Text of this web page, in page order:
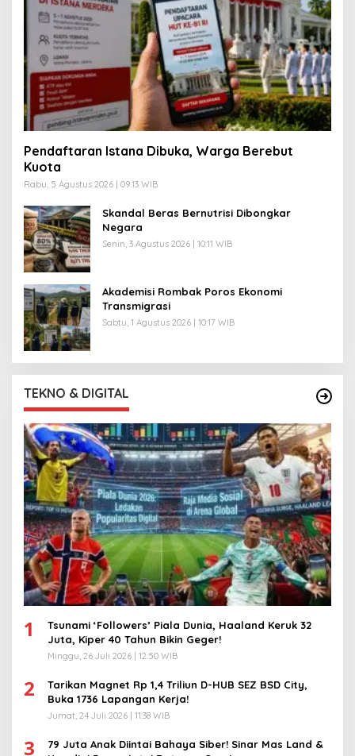
Pendaftaran Istana Dibuka, Warga Berebut
Kuota
Rabu, 5 Agustus 2026 | 09:13 WIB
Skandal Beras Bernutrisi Dibongkar
Negara
Senin, 3 Agustus 2026 | 10:11 WIB
Akademisi Rombak Poros Ekonomi
Transmigrasi
Sabtu, 1 Agustus 2026 | 10:17 WIB
TEKNO & DIGITAL
1
Tsunami ‘Followers’ Piala Dunia, Haaland Keruk 32
Juta, Kiper 40 Tahun Bikin Geger!
Minggu, 26 Juli 2026 | 12:50 WIB
2
Tarikan Magnet Rp 1,4 Triliun D-HUB SEZ BSD City,
Buka 1736 Lapangan Kerja!
Jumat, 24 Juli 2026 | 11:38 WIB
3
79 Juta Anak Diintai Bahaya Siber! Sinar Mas Land &